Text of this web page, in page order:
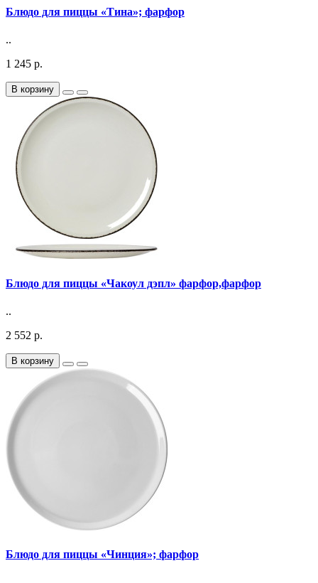
Блюдо для пиццы «Тина»; фарфор
..
1 245 р.
В корзину
Блюдо для пиццы «Чакоул дэпл» фарфор,фарфор
..
2 552 р.
В корзину
Блюдо для пиццы «Чинция»; фарфор